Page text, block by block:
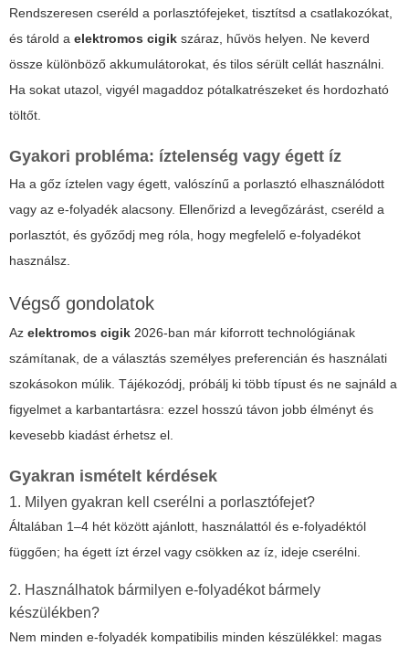
Rendszeresen cseréld a porlasztófejeket, tisztítsd a csatlakozókat,
és tárold a elektromos cigik száraz, hűvös helyen. Ne keverd
össze különböző akkumulátorokat, és tilos sérült cellát használni.
Ha sokat utazol, vigyél magaddoz pótalkatrészeket és hordozható
töltőt.
Gyakori probléma: íztelenség vagy égett íz
Ha a gőz íztelen vagy égett, valószínű a porlasztó elhasználódott
vagy az e-folyadék alacsony. Ellenőrizd a levegőzárást, cseréld a
porlasztót, és győződj meg róla, hogy megfelelő e-folyadékot
használsz.
Végső gondolatok
Az elektromos cigik 2026-ban már kiforrott technológiának
számítanak, de a választás személyes preferencián és használati
szokásokon múlik. Tájékozódj, próbálj ki több típust és ne sajnáld a
figyelmet a karbantartásra: ezzel hosszú távon jobb élményt és
kevesebb kiadást érhetsz el.
Gyakran ismételt kérdések
1. Milyen gyakran kell cserélni a porlasztófejet?
Általában 1–4 hét között ajánlott, használattól és e-folyadéktól
függően; ha égett ízt érzel vagy csökken az íz, ideje cserélni.
2. Használhatok bármilyen e-folyadékot bármely
készülékben?
Nem minden e-folyadék kompatibilis minden készülékkel: magas